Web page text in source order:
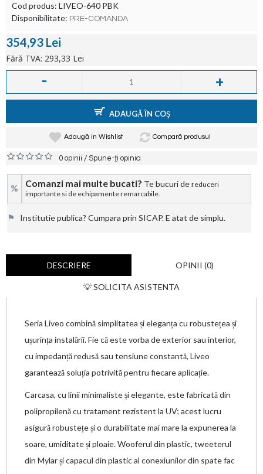
Cod produs: LIVEO-640 PBK
Disponibilitate: PRE-COMANDA
354,93 Lei
Fără TVA: 293,33 Lei
- +
ADAUGĂ ÎN COŞ
Adaugă in Wishlist Compară produsul
0 opinii /Spune-ţi opinia
% Comanzi mai multe bucati? Te bucuri de reduceri
importante si de echipamente remarcabile.
⚑ Institutie publica? Cumpara prin SICAP. E atat de simplu.
DESCRIERE OPINII (0)
💡 SOLICITA ASISTENTA
Seria Liveo combină simplitatea și eleganța cu robustețea și
ușurința instalării. Fie că este vorba de exterior sau interior,
cu impedanță redusă sau tensiune constantă, Liveo
garantează soluția potrivită pentru fiecare aplicație.
Carcasa, cu linii minimaliste și elegante, este fabricată din
polipropilenă cu tratament rezistent la UV; acest lucru
asigură robustețe și o durabilitate mai mare la expunerea la
soare, umiditate și ploaie. Wooferul din plastic, tweeterul
din Mylar și capacul din plastic al conexiunilor din spate fac